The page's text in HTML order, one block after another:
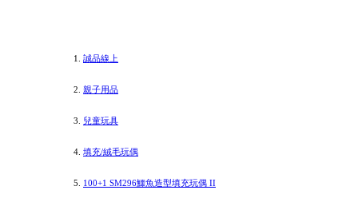
誠品線上
親子用品
兒童玩具
填充/絨毛玩偶
100+1 SM296鱷魚造型填充玩偶 II